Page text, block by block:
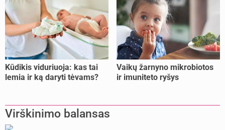
Kūdikis viduriuoja: kas tai
lemia ir ką daryti tėvams?
Vaikų žarnyno mikrobiotos
ir imuniteto ryšys
Virškinimo balansas